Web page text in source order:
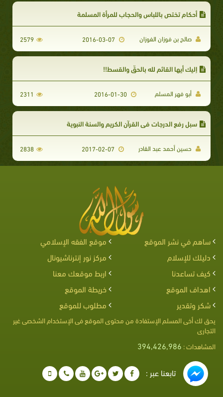
أحكام تختص باللباس والحجاب للمرأة المسلمة
صالح بن فوزان الفوزان 2579
إليك أيها القائم لله بالحقّ والقسط!!
أبو فهر المسلم 2016-01-30
2311
سبل رفع الدرجات في القرآن الكريم والسنة النبوية
حسين أحمد عبد القادر 2838
ساهم في نشر الموقع
موقع الفقه الإسلامي
دليلك للإسلام
مركز نور إنترناشيونال
كيف تساعدنا
اربط موقعك معنا
اهداف الموقع
خريطة الموقع
شكر وتقدير
مطلوب للموقع
يحق لك أخى المسلم الإستفادة من محتوى الموقع فى الإستخدام الشخصى غير
التجارى
المشاهدات : 394,426,986
تابعنا عبر :